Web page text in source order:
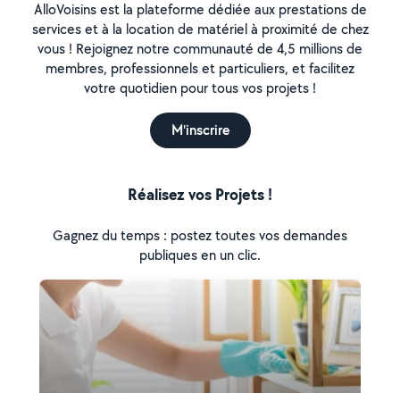
AlloVoisins est la plateforme dédiée aux prestations de
services et à la location de matériel à proximité de chez
vous ! Rejoignez notre communauté de 4,5 millions de
membres, professionnels et particuliers, et facilitez
votre quotidien pour tous vos projets !
M'inscrire
Réalisez vos Projets !
Gagnez du temps : postez toutes vos demandes
publiques en un clic.